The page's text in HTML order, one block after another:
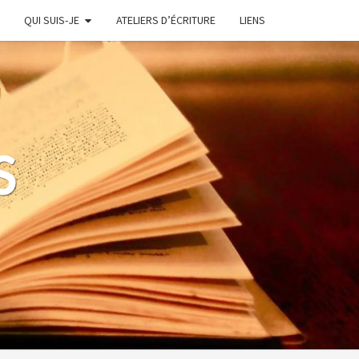
QUI SUIS-JE ATELIERS D’ÉCRITURE LIENS